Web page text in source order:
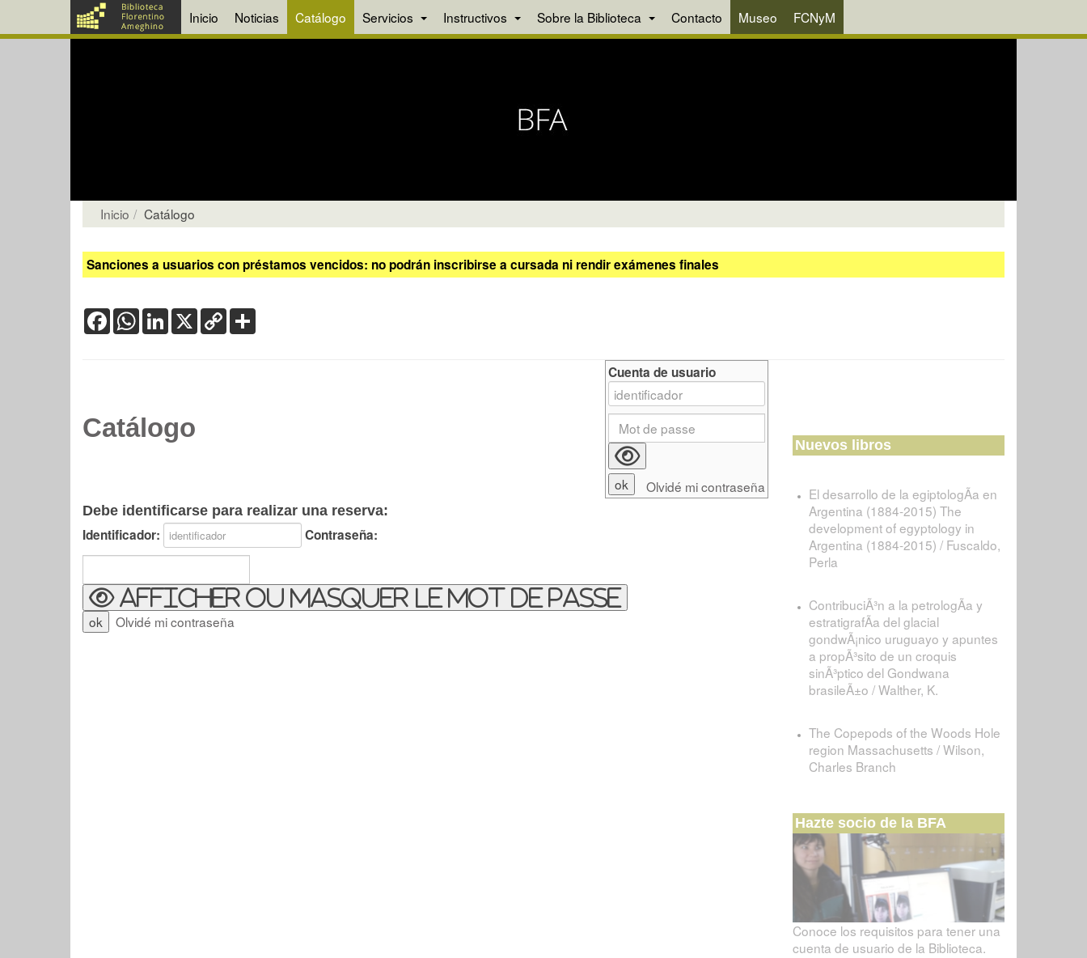
Inicio Noticias Catálogo Servicios Instructivos Sobre la Biblioteca Contacto Museo FCNyM
Inicio Catálogo
Sanciones a usuarios con préstamos vencidos: no podrán inscribirse a cursada ni rendir exámenes finales
FacebookWhatsApp
LinkedIn
X Copy
Link
Catálogo
Debe identificarse para realizar una reserva:
Identificador: Contraseña:
Afficher ou masquer le mot de passe
Olvidé mi contraseña
Cuenta de usuario
Olvidé mi contraseña
Nuevos libros
El desarrollo de la egiptologÃ­a en
Argentina (1884-2015) The
development of egyptology in
Argentina (1884-2015) / Fuscaldo,
Perla
ContribuciÃ³n a la petrologÃ­a y
estratigrafÃ­a del glacial
gondwÃ¡nico uruguayo y apuntes
a propÃ³sito de un croquis
sinÃ³ptico del Gondwana
brasileÃ±o / Walther, K.
The Copepods of the Woods Hole
region Massachusetts / Wilson,
Charles Branch
Hazte socio de la BFA
Conoce los requisitos para tener una
cuenta de usuario de la Biblioteca.